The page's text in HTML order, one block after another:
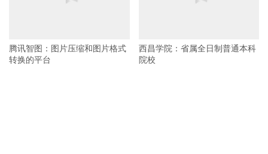
腾讯智图：图片压缩和图片格式
转换的平台
西昌学院：省属全日制普通本科
院校